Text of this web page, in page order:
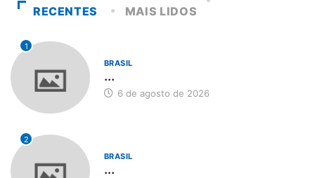
RECENTES MAIS LIDOS
1
BRASIL
...
6 de agosto de 2026
2
BRASIL
...